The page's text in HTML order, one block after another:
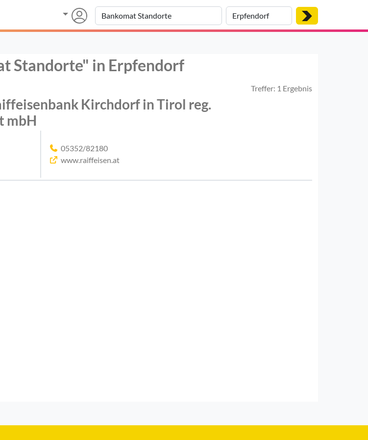
Standorte" in Erpfendorf
Treffer: 1 Ergebnis
Kirchdorf in Tirol reg.
mbH
05352/82180
www.raiffeisen.at